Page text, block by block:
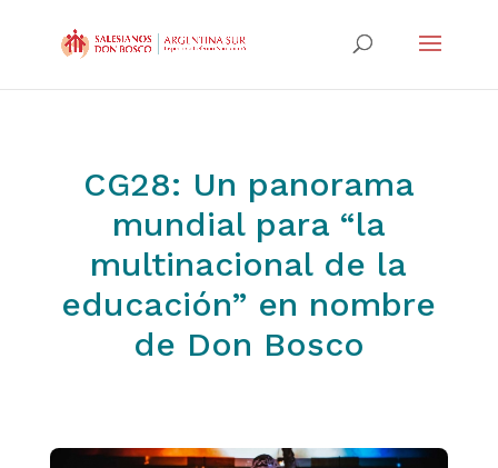
CG28: Un panorama
mundial para “la
multinacional de la
educación” en nombre
de Don Bosco